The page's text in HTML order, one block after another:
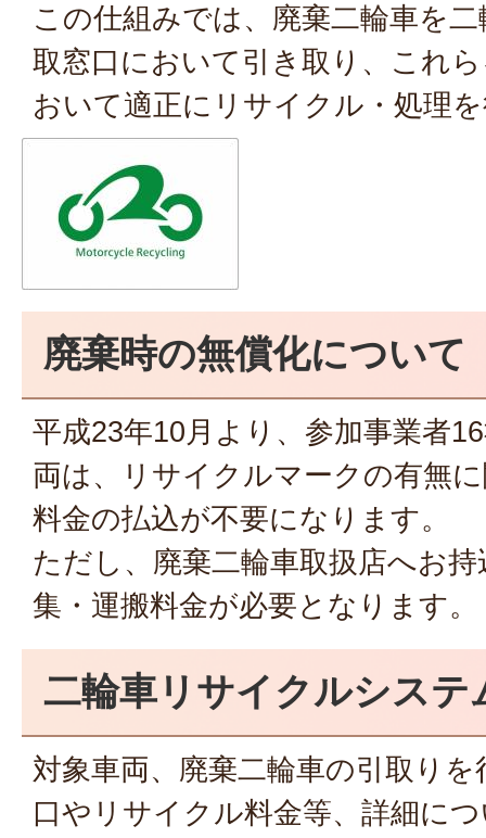
この仕組みでは、廃棄二輪車を
取窓口において引き取り、これ
おいて適正にリサイクル・処理
廃棄時の無償化について
平成23年10月より、参加事業者
両は、リサイクルマークの有無
料金の払込が不要になります。
ただし、廃棄二輪車取扱店へお
集・運搬料金が必要となります。
二輪車リサイクルシステ
対象車両、廃棄二輪車の引取り
口やリサイクル料金等、詳細に